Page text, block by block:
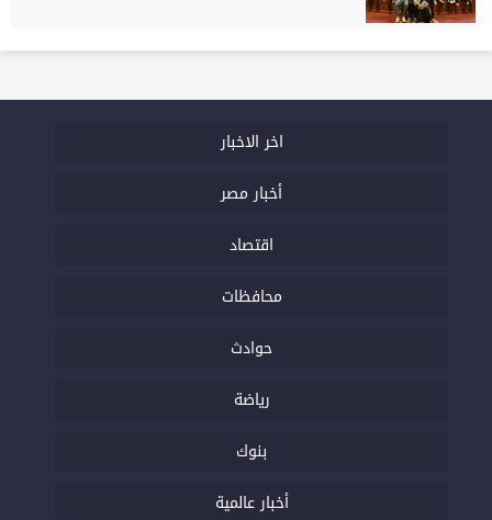
اخر الاخبار
أخبار مصر
اقتصاد
محافظات
حوادث
رياضة
بنوك
أخبار عالمية